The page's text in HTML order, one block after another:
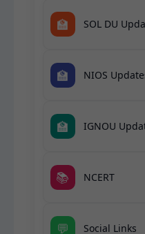
🏫 SOL DU
🏫 NIOS
🏫 IGNOU
📚 NCERT
💬 Social Links